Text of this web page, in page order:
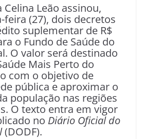
Leão assinou,
feira (27), dois decretos
suplementar de R$
o Fundo de Saúde do
O valor será destinado
Mais Perto do
com o objetivo de
pública e aproximar o
população nas regiões
O texto entra em vigor
no Diário Oficial do
(DODF).